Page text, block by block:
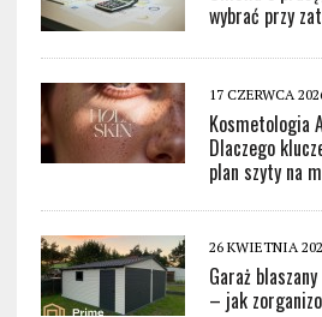
wybrać przy
17 CZERWCA
Kosmetologia
Dlaczego
plan szyty na
26 KWIETNIA
Garaż
– jak